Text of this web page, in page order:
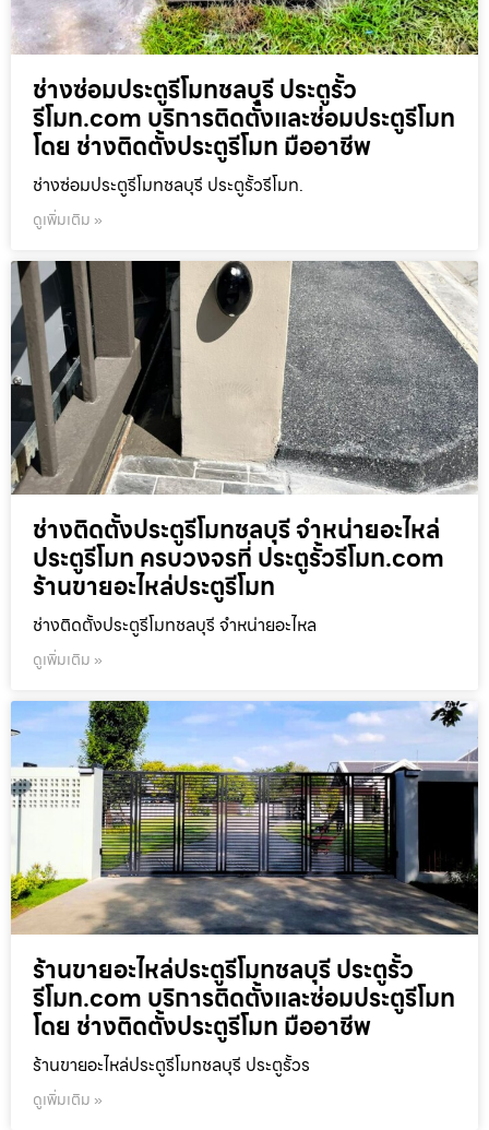
ช่างซ่อมประตูรีโมทชลบุรี ประตูรั้ว
รีโมท.com บริการติดตั้งและซ่อมประตูรีโมท
โดย ช่างติดตั้งประตูรีโมท มืออาชีพ
ช่างซ่อมประตูรีโมทชลบุรี ประตูรั้วรีโมท.
ดูเพิ่มเติม »
ช่างติดตั้งประตูรีโมทชลบุรี จำหน่ายอะไหล่
ประตูรีโมท ครบวงจรที่ ประตูรั้วรีโมท.com
ร้านขายอะไหล่ประตูรีโมท
ช่างติดตั้งประตูรีโมทชลบุรี จำหน่ายอะไหล
ดูเพิ่มเติม »
ร้านขายอะไหล่ประตูรีโมทชลบุรี ประตูรั้ว
รีโมท.com บริการติดตั้งและซ่อมประตูรีโมท
โดย ช่างติดตั้งประตูรีโมท มืออาชีพ
ร้านขายอะไหล่ประตูรีโมทชลบุรี ประตูรั้วร
ดูเพิ่มเติม »